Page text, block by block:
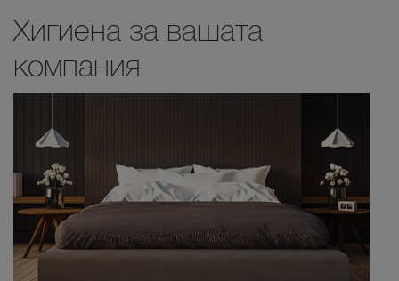
Хигиена за вашата
компания